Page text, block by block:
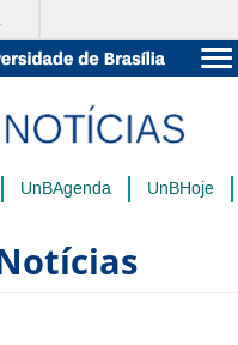
UnBAgenda UnBHoje